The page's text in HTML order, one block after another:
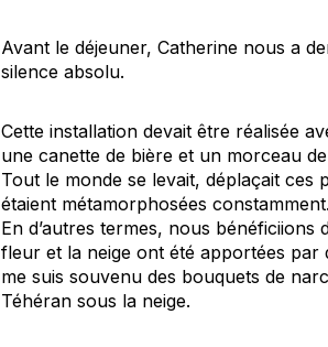
Avant le déjeuner, Catherine nous a
silence absolu.
Cette installation devait être réalisée
une canette de bière et un morceau
Tout le monde se levait, déplaçait
étaient métamorphosées
En d’autres termes, nous bénéficiions
fleur et la neige ont été apportées par
me suis souvenu des bouquets de
Téhéran sous la neige.